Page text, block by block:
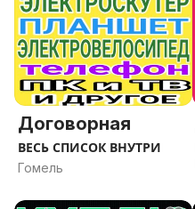
Договорная
ВЕСЬ СПИСОК ВНУТРИ
Гомель